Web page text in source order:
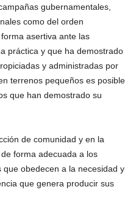
gubernamentales,
como del orden
asertiva ante las
práctica y que ha demostrado
y administradas por
terrenos pequeños es posible
que han demostrado su
de comunidad y en la
forma adecuada a los
obedecen a la necesidad y
que genera producir sus